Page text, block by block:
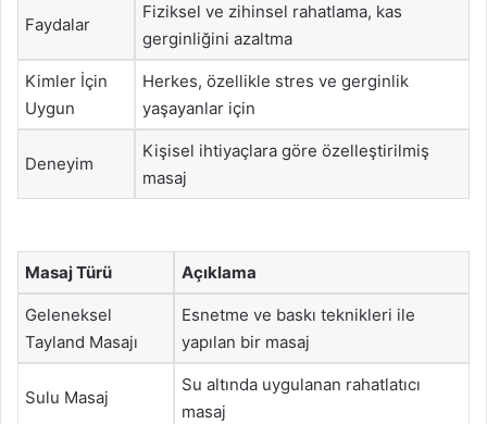
Faydalar
Fiziksel ve zihinsel rahatlama, kas
gerginliğini azaltma
Kimler İçin
Uygun
Herkes, özellikle stres ve gerginlik
yaşayanlar için
Deneyim
Kişisel ihtiyaçlara göre özelleştirilmiş
masaj
Masaj Türü Açıklama
Geleneksel
Tayland Masajı
Esnetme ve baskı teknikleri ile
yapılan bir masaj
Sulu Masaj
Su altında uygulanan rahatlatıcı
masaj